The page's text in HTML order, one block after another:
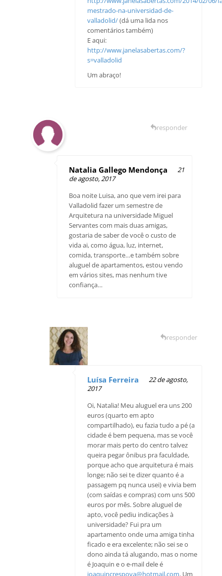
mestrado-na-universidad-de-
valladolid/(dá uma lida nos
comentários também)
E aqui:
http://www.janelasabertas.com/?
s=valladolid
Um abraço!
Natalia Gallego Mendonça
21
de agosto, 2017
Boa noite Luisa, ano que vem irei para
Valladolid fazer um semestre de
Arquitetura na universidade Miguel
Servantes com mais duas amigas,
gostaria de saber de você o custo de
vida ai, como água, luz, internet,
comida, transporte…e também sobre
aluguel de apartamentos, estou vendo
em vários sites, mas nenhum tive
confiança…
responder
Luísa Ferreira
22 de agosto,
2017
Oi, Natalia! Meu aluguel era uns 200
euros (quarto em apto
compartilhado), eu fazia tudo a pé (a
cidade é bem pequena, mas se você
morar mais perto do centro talvez
queira pegar ônibus pra faculdade,
porque acho que arquitetura é mais
longe; não sei te dizer quanto é a
passagem pq nunca usei) e vivia bem
(com saídas e compras) com uns 500
euros por mês. Sobre aluguel de
apto, você pediu indicações à
universidade? Fui pra um
apartamento onde uma amiga tinha
ficado e era excelente; não sei se o
dono ainda tá alugando, mas o nome
é Joaquin e o e-mail dele é
responder